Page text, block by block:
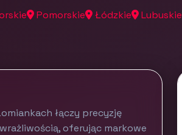
Pomorskie Łódzkie Lubuskie
łączy precyzję
oferując markowe